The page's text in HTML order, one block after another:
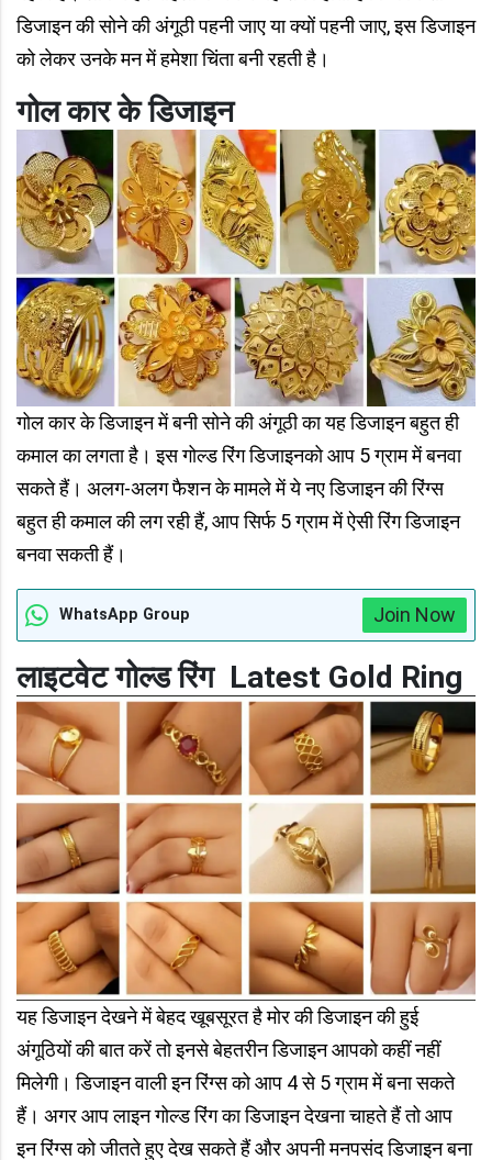
डिजाइन की सोने की अंगूठी पहनी जाए या क्यों पहनी जाए, इस डिजाइन
को लेकर उनके मन में हमेशा चिंता बनी रहती है।
गोल कार के डिजाइन
गोल कार के डिजाइन में बनी सोने की अंगूठी का यह डिजाइन बहुत ही
कमाल का लगता है। इस गोल्ड रिंग डिजाइनको आप 5 ग्राम में बनवा
सकते हैं। अलग-अलग फैशन के मामले में ये नए डिजाइन की रिंग्स
बहुत ही कमाल की लग रही हैं, आप सिर्फ 5 ग्राम में ऐसी रिंग डिजाइन
बनवा सकती हैं।
WhatsApp Group Join Now
लाइटवेट गोल्ड रिंग Latest Gold Ring
यह डिजाइन देखने में बेहद खूबसूरत है मोर की डिजाइन की हुई
अंगूठियों की बात करें तो इनसे बेहतरीन डिजाइन आपको कहीं नहीं
मिलेगी। डिजाइन वाली इन रिंग्स को आप 4 से 5 ग्राम में बना सकते
हैं। अगर आप लाइन गोल्ड रिंग का डिजाइन देखना चाहते हैं तो आप
इन रिंग्स को जीतते हुए देख सकते हैं और अपनी मनपसंद डिजाइन बना